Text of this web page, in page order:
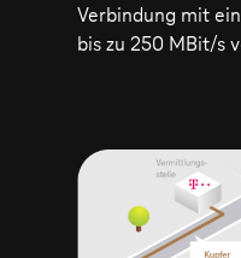
Verbindung mit
bis zu 250 MBit/s